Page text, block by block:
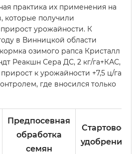
практика их применения на
которые получили
урожайности. К
в Винницкой области
озимого рапса Кристалл
Реакшн Сера ДС, 2 кг/га+КАС,
к урожайности +7,5 ц/га
где вносился только
Предпосевная
обработка
семян
Стартовое
удобрение